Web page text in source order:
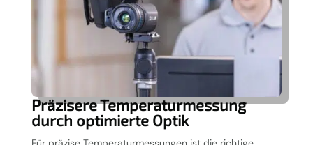
Präzisere Temperaturmessung
durch optimierte Optik